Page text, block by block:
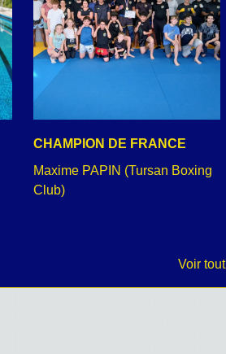
CHAMPION DE FRANCE
Maxime PAPIN (Tursan Boxing
Club)
Voir tout